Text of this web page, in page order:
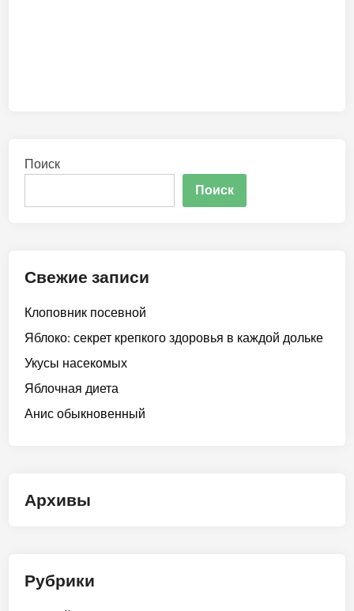
Поиск
Поиск
Свежие записи
Клоповник посевной
Яблоко: секрет крепкого здоровья в каждой дольке
Укусы насекомых
Яблочная диета
Анис обыкновенный
Архивы
Рубрики